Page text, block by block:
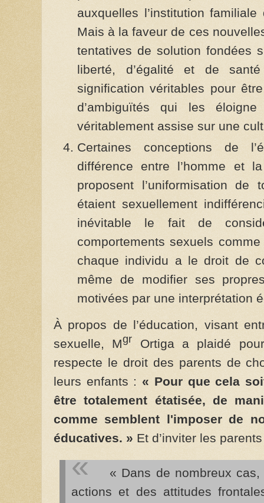
auxquelles l’institution
Mais à la faveur de ces
tentatives de solution fondées
liberté, d’égalité et de
signification véritables pour
d’ambiguïtés qui les
véritablement assise sur une
Certaines conceptions de
différence entre l’homme et
proposent l’uniformisation de
étaient sexuellement
inévitable le fait de
comportements sexuels
chaque individu a le droit de
même de modifier ses
motivées par une interprétation
À propos de l’éducation, visant
sexuelle, Mgr
Ortiga a plaidé
respecte le droit des parents de
leurs enfants : « Pour que cela
être totalement étatisée, de
comme semblent l'imposer de
éducatives. » Et d’inviter les
« Dans de nombreux
actions et des attitudes